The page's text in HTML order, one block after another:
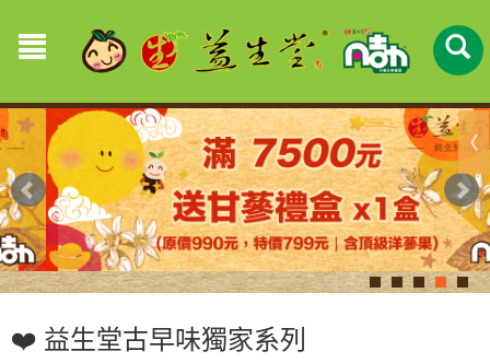
❤️ 益生堂古早味獨家系列